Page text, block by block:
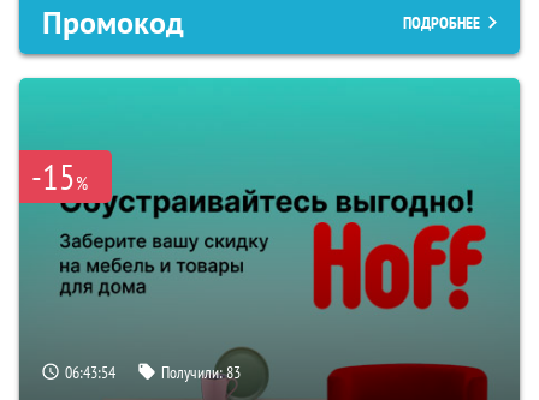
Промокод ПОДРОБНЕЕ
-15%
06:43:53 Получили:83